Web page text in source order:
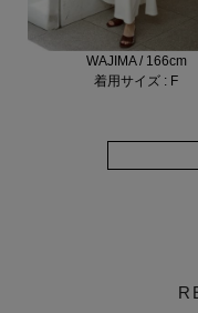
WAJIMA / 166cm
着用サイズ : F